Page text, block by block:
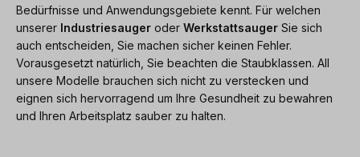
Bedürfnisse und Anwendungsgebiete kennt. Für welchen
unserer Industriesauger oder Werkstattsauger Sie sich
auch entscheiden, Sie machen sicher keinen Fehler.
Vorausgesetzt natürlich, Sie beachten die Staubklassen. All
unsere Modelle brauchen sich nicht zu verstecken und
eignen sich hervorragend um Ihre Gesundheit zu bewahren
und Ihren Arbeitsplatz sauber zu halten.